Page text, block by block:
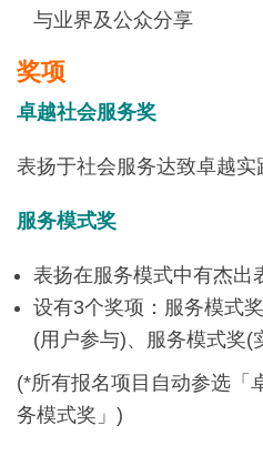
与业界及公众分享
奖项
卓越社会服务奖
表扬于社会服务达致卓越
服务模式奖
表扬在服务模式中有杰
设有3个奖项：服务模式
(用户参与)、服务模式奖(
(*所有报名项目自动参选「
务模式奖」)